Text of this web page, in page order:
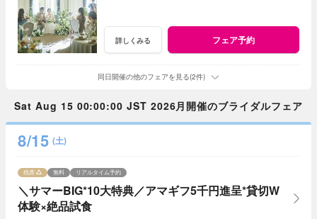
詳しくみる フェア予約
同日開催の他のフェアを見る(2件)
Sat Aug 15 00:00:00 JST 2026月開催のブライダルフェア
8/15 (土)
＼サマーBIG*10大特典／アマギフ5千円進呈*貸切W
体験×絶品試食
残席 無料 リアルタイム予約